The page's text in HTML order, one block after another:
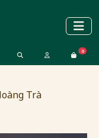
0
Trà